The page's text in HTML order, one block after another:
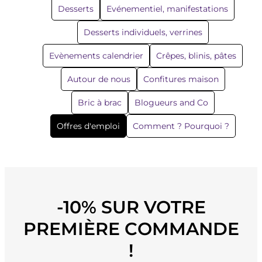
Desserts Evénementiel, manifestations
Desserts individuels, verrines
Evènements calendrier Crêpes, blinis, pâtes
Autour de nous Confitures maison
Bric à brac Blogueurs and Co
Offres d'emploi Comment ? Pourquoi ?
-10% SUR VOTRE
PREMIÈRE COMMANDE
!